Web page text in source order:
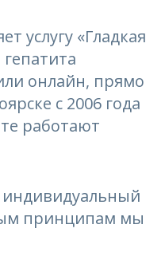
услугу «Гладкая
онлайн, прямо
с 2006 года
работают
принципам мы